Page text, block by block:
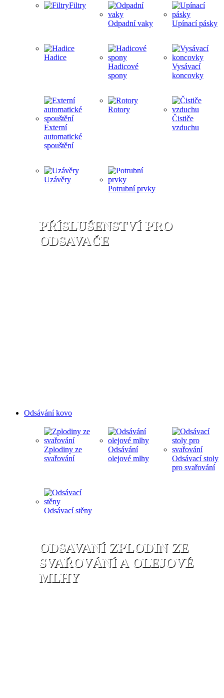
Filtry
Odpadní vaky Upínací pásky
Hadice
Hadicové
spony
Vysávací
koncovky
Externí
automatické
spouštění
Rotory
Čističe
vzduchu
Uzávěry
Potrubní prvky
PŘÍSLUŠENSTVÍ PRO
ODSAVAČE
Odsávání kovo
Zplodiny ze
svařování
Odsávání
olejové mlhy
Odsávací stoly
pro svařování
Odsávací stěny
ODSAVANÍ ZPLODIN ZE
SVAŘOVÁNÍ A OLEJOVÉ
MLHY